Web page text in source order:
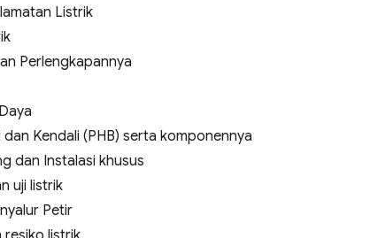
Listrik
Perlengkapannya
Kendali (PHB) serta komponennya
dan Instalasi khusus
uji listrik
Petir